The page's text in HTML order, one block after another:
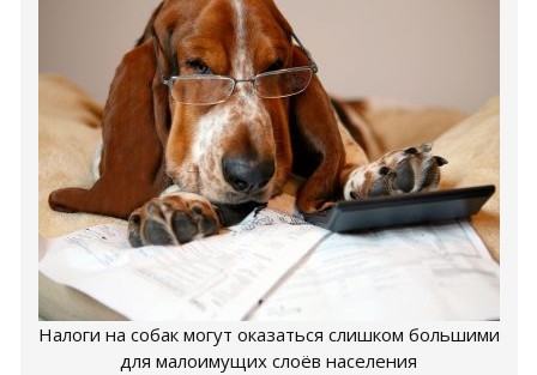
Налоги на собак могут оказаться слишком большими
для малоимущих слоёв населения